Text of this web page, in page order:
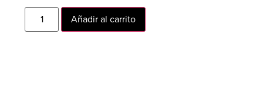
Añadir al carrito